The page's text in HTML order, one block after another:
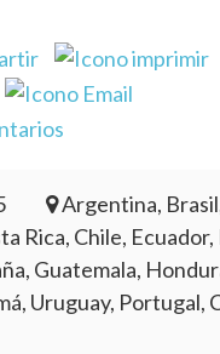
Argentina,
Rica, Chile, Ecuador,
Guatemala,
Uruguay, Portugal,